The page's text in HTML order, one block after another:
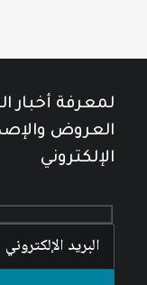
لمعرفة أخبار
العروض
الإلكتروني